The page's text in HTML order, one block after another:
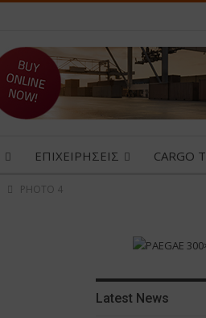
ΕΠΙΧΕΙΡΗΣΕΙΣ CARGO
PHOTO 4
Latest News